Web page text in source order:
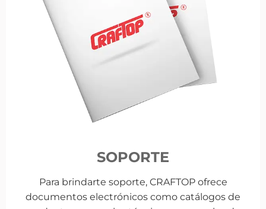
SOPORTE
Para brindarte soporte, CRAFTOP ofrece
documentos electrónicos como catálogos de